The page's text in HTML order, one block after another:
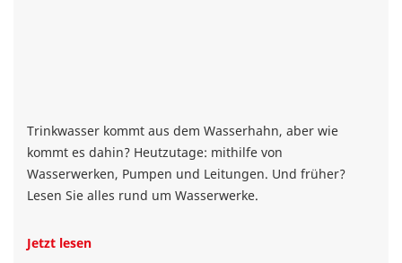
Trinkwasser kommt aus dem Wasserhahn, aber wie
kommt es dahin? Heutzutage: mithilfe von
Wasserwerken, Pumpen und Leitungen. Und früher?
Lesen Sie alles rund um Wasserwerke.
Jetzt lesen